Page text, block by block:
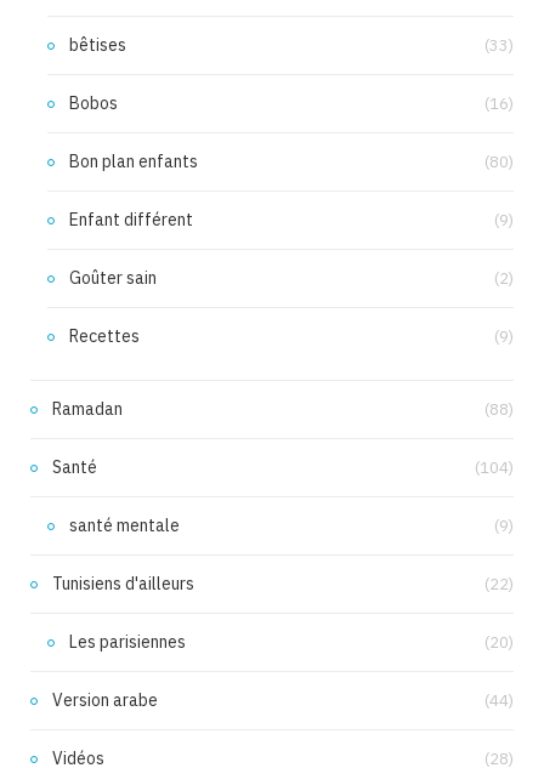
bêtises (33)
Bobos (16)
Bon plan enfants (80)
Enfant différent (9)
Goûter sain (2)
Recettes (9)
Ramadan (88)
Santé (104)
santé mentale (9)
Tunisiens d'ailleurs (22)
Les parisiennes (20)
Version arabe (44)
Vidéos (28)